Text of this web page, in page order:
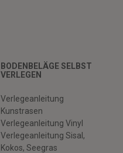
BODENBELÄGE SELBST
VERLEGEN
Verlegeanleitung
Kunstrasen
Verlegeanleitung Vinyl
Verlegeanleitung Sisal,
Kokos, Seegras